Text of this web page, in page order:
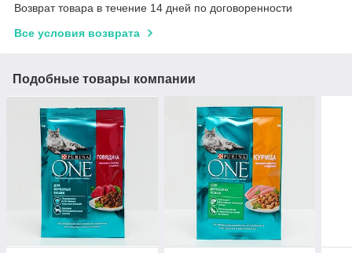
Возврат товара в течение 14 дней по договоренности
Все условия возврата
Подобные товары компании